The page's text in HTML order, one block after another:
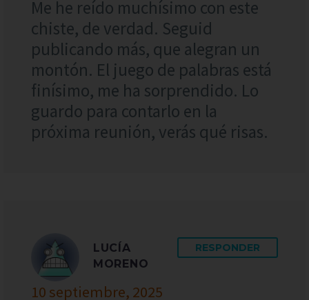
Me he reído muchísimo con este
chiste, de verdad. Seguid
publicando más, que alegran un
montón. El juego de palabras está
finísimo, me ha sorprendido. Lo
guardo para contarlo en la
próxima reunión, verás qué risas.
LUCÍA
MORENO
10 septiembre, 2025
RESPONDER